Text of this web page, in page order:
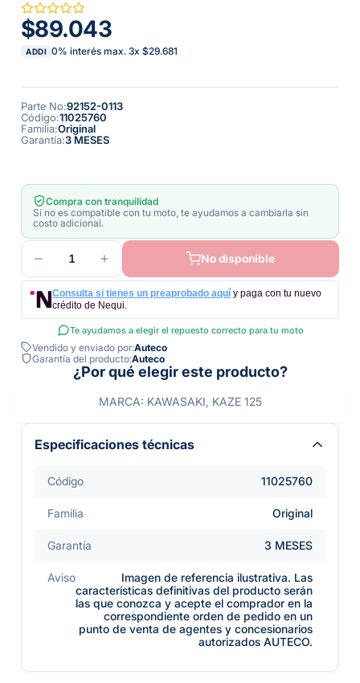
$89.043
ADDI 0% interés max. 3x $29.681
Parte No:92152-0113
Código:11025760
Familia:Original
Garantía:3 MESES
Compra con tranquilidad
Si no es compatible con tu moto, te ayudamos a cambiarla sin
costo adicional.
1 No disponible
Consulta si tienes un preaprobado aquí y paga con tu nuevo
crédito de Nequi.
Te ayudamos a elegir el repuesto correcto para tu moto
Vendido y enviado por:Auteco
Garantía del producto:Auteco
¿Por qué elegir este producto?
MARCA: KAWASAKI, KAZE 125
Especificaciones técnicas
Código 11025760
Familia Original
Garantía 3 MESES
Aviso
Imagen de referencia ilustrativa. Las
características definitivas del producto serán
las que conozca y acepte el comprador en la
correspondiente orden de pedido en un
punto de venta de agentes y concesionarios
autorizados AUTECO.